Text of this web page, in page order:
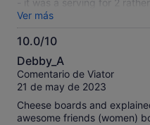
- it was a serving for 2
very tiny cheese plate with
Ver más
10.0/10
10.0
sobre
10
Debby_A
Comentario de Viator
21 de may de 2023
Cheese boards and
awesome friends (women)